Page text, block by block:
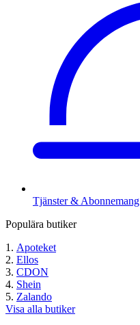
Tjänster & Abonnemang
Populära butiker
Apoteket
Ellos
CDON
Shein
Zalando
Visa alla butiker